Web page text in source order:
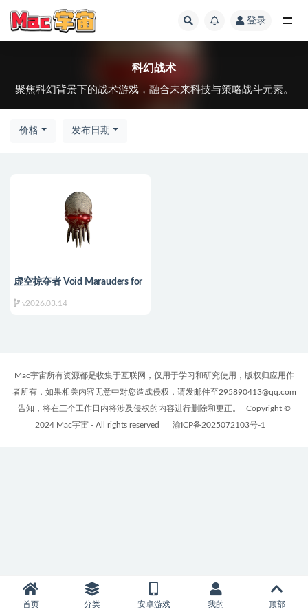
登录
科幻战术
聚焦科幻背景下的战术游戏，融合未来科技与策略战斗元素。
价格 发布日期
虚空掠夺者 Void Marauders for
v2026.03.14
Mac宇宙所有资源都是收集于互联网，仅用于学习和研究使用，版权归应用作
者所有，如果相关内容无意中对您造成侵权，请发邮件至295890413@qq.com
告知，将在三个工作日内将涉及侵权的内容进行删除和更正。
Copyright ©
2024 Mac宇宙 - All rights reserved
渝ICP备2025072103号-1
首页 分类 安卓游戏 我的 顶部